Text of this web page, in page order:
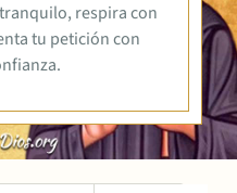
respira con
tu petición con